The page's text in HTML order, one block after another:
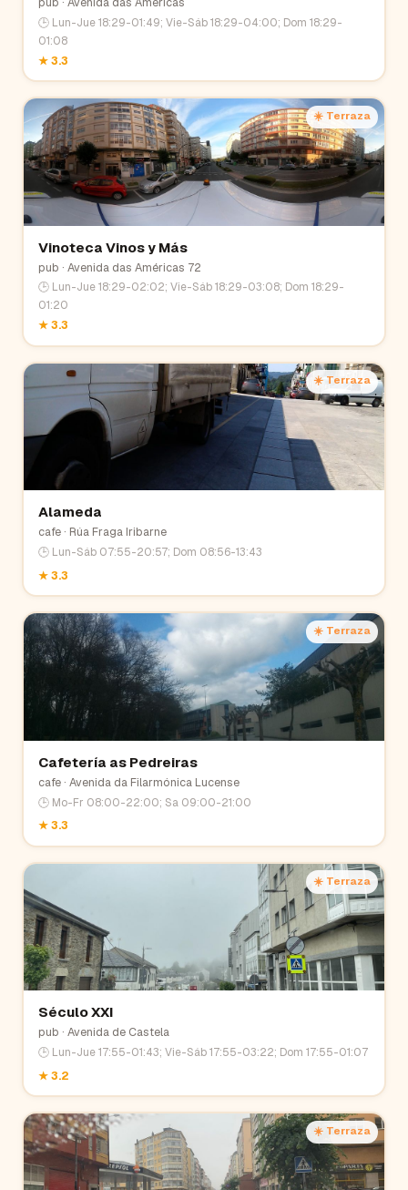
🕒 Lun-Jue 18:29-01:49; Vie-Sáb 18:29-04:00; Dom 18:29-
01:08
★3.3
☀️ Terraza
Vinoteca Vinos y Más
pub · Avenida das Américas 72
🕒 Lun-Jue 18:29-02:02; Vie-Sáb 18:29-03:08; Dom 18:29-
01:20
★3.3
☀️ Terraza
Alameda
cafe· Rúa Fraga Iribarne
🕒 Lun-Sáb 07:55-20:57; Dom 08:56-13:43
★3.3
☀️ Terraza
Cafetería as Pedreiras
cafe· Avenida da Filarmónica Lucense
🕒 Mo-Fr 08:00-22:00; Sa 09:00-21:00
★3.3
☀️ Terraza
Século XXI
pub · Avenida de Castela
🕒 Lun-Jue 17:55-01:43; Vie-Sáb 17:55-03:22; Dom 17:55-01:07
★3.2
☀️ Terraza